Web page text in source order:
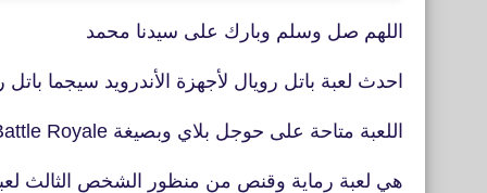
اللهم صل وسلم وبارك على سيدنا محمد
احدث لعبة باتل رويال لأجهزة الأندرويد سيجما باتل
اللعبة متاحة على حوجل بلاي وبصيغة APK Sigma Battle Royale
هي لعبة رماية وقنص من منظور الشخص الثالث لعبة